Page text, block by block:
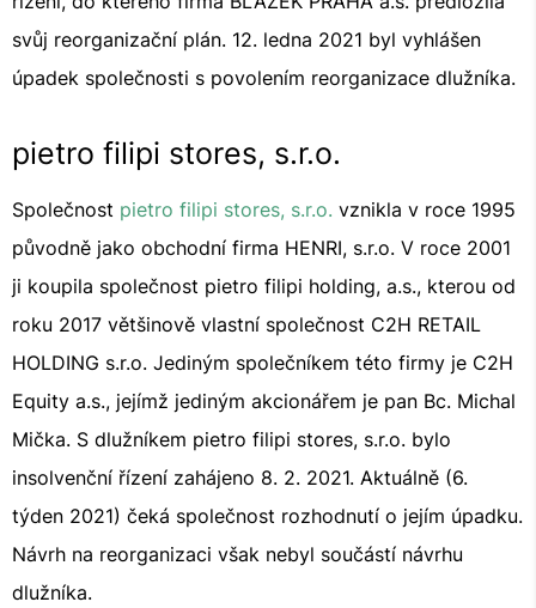
svůj reorganizační plán. 12. ledna 2021 byl vyhlášen
úpadek společnosti s povolením reorganizace dlužníka.
pietro filipi stores, s.r.o.
Společnost pietro filipi stores, s.r.o. vznikla v roce 1995
původně jako obchodní firma HENRI, s.r.o. V roce 2001
ji koupila společnost pietro filipi holding, a.s., kterou od
roku 2017 většinově vlastní společnost C2H RETAIL
HOLDING s.r.o. Jediným společníkem této firmy je C2H
Equity a.s., jejímž jediným akcionářem je pan Bc. Michal
Mička. S dlužníkem pietro filipi stores, s.r.o. bylo
insolvenční řízení zahájeno 8. 2. 2021. Aktuálně (6.
týden 2021) čeká společnost rozhodnutí o jejím úpadku.
Návrh na reorganizaci však nebyl součástí návrhu
dlužníka.